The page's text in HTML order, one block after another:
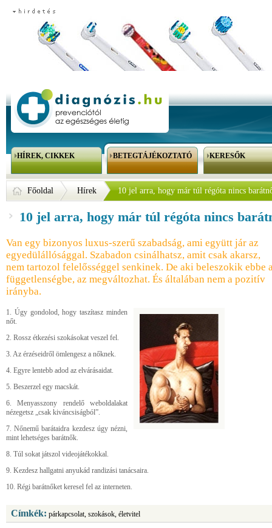
HÍREK, CIKKEK BETEGTÁJÉKOZTATÓ KERESŐK
Főoldal Hírek 10 jel arra, hogy már túl régóta nincs
10 jel arra, hogy már túl régóta nincs
Van egy bizonyos luxus-szerű szabadság, ami együtt jár az
egyedülállósággal. Szabadon csinálhatsz, amit csak akarsz,
nem tartozol felelősséggel senkinek. De aki beleszokik ebbe
függetlenségbe, az megváltozhat. És általában nem a pozitív
irányba.
1. Úgy gondolod, hogy taszítasz minden
nőt.
2. Rossz étkezési szokásokat veszel fel.
3. Az érzéseidről ömlengesz a nőknek.
4. Egyre lentebb adod az elvárásaidat.
5. Beszerzel egy macskát.
6. Menyasszony rendelő weboldalakat
nézegetsz „csak kiváncsiságból”.
7. Nőnemű barátaidra kezdesz úgy nézni,
mint lehetséges barátnők.
8. Túl sokat játszol videojátékokkal.
9. Kezdesz hallgatni anyukád randizási tanácsaira.
10. Régi barátnőket keresel fel az interneten.
Címkék: párkapcsolat, szokások, életvitel